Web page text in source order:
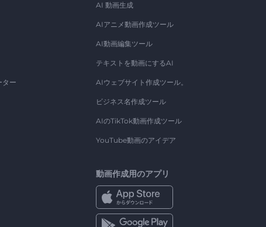
ター
AI 動画生成
AIアニメ動画作成ツール
AI動画編集ツール
テキストを動画にするAI
AIウェブサイト作成ツール。
ビジネス名作成ツール
AIのTikTok動画作成ツール
YouTube動画のアイデア
動画作成用のアプリ